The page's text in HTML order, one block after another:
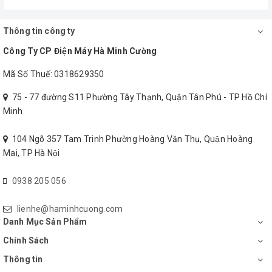
Nguyên lý hoạt động của máy lọc
nước Hydrogen Kangaroo KG100HA
Thông tin công ty
Công Ty CP Điện Máy Hà Minh Cường
Mã Số Thuế: 0318629350
75 - 77 đường S11 Phường Tây Thạnh, Quận Tân Phú - TP Hồ Chí
Minh
104 Ngõ 357 Tam Trinh Phường Hoàng Văn Thụ, Quận Hoàng
Mai, TP Hà Nội
0938 205 056
lienhe@haminhcuong.com
Danh Mục Sản Phẩm
Chính Sách
Thông tin